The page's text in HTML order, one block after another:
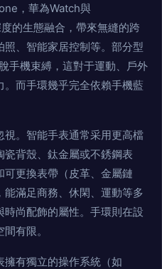
，華為Watch與
的生態融合，帶來無縫的跨
、智能家居控制等。部分型
手機束縛，這對于運動、戶外
而手環幾乎完全依賴手機藍
。智能手表通常采用更高檔
背殼、鈦金屬或不銹鋼表
更換表帶（皮革、金屬鏈
滿足商務、休閑、運動等多
尚配飾的屬性。手環則在設
有限。
有獨立的操作系統（如